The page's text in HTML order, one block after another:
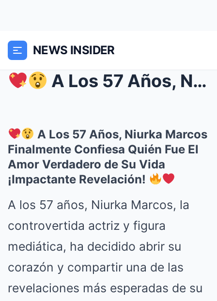
NEWS INSIDER
A Los 57 Años, Niurka Marcos Finalmente Confies...
A Los 57 Años, Niurka Marcos
Finalmente Confiesa Quién Fue El
Amor Verdadero de Su Vida
¡Impactante Revelación!
A los 57 años, Niurka Marcos, la
controvertida actriz y figura
mediática, ha decidido abrir su
corazón y compartir una de las
revelaciones más esperadas de su